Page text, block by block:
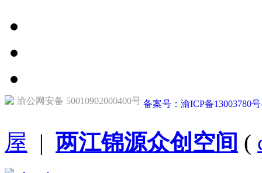
渝公网安备 50010902000400号 备案号：渝ICP备13003780
屋 | 两江锦源众创空间 (